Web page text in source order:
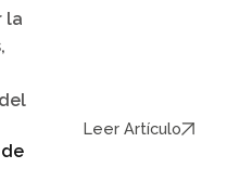
la
Leer Artículo